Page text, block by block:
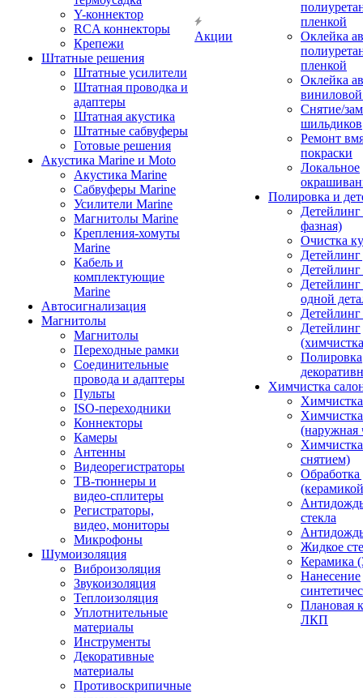
Y-коннектор
RCA коннекторы
Крепежи
Штатные решения
Штатные усилители
Штатная проводка и
адаптеры
Штатная акустика
Штатные сабвуферы
Готовые решения
Акустика Marine и Moto
Акустика Marine
Сабвуферы Marine
Усилители Marine
Магнитолы Marine
Крепления-хомуты
Marine
Кабель и
комплектующие
Marine
Автосигнализация
Магнитолы
Магнитолы
Переходные рамки
Соединительные
провода и адаптеры
Пульты
ISO-переходники
Коннекторы
Камеры
Антенны
Видеорегистраторы
ТВ-тюннеры и
видео-сплитеры
Регистраторы,
видео, мониторы
Микрофоны
Шумоизоляция
Виброизоляция
Звукоизоляция
Теплоизоляция
Уплотнительные
материалы
Инструменты
Декоративные
материалы
Противоскрипичные
Акции
пленкой
Оклейка
пленкой
Оклейка
Снятие/
шильдиков
Ремонт
покраски
Локальное
Полировка и
фазная)
Очистка
Детейлинг
одной
Детейлинг
Полировка
Химчистка
(наружная
снятием)
Обработка
стекла
Жидкое
Керамика
Нанесение
Плановая
ЛКП